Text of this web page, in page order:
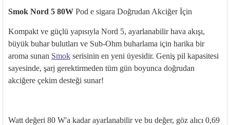
Smok Nord 5 80W Pod e sigara Doğrudan Akciğer İçin
Kompakt ve güçlü yapısıyla Nord 5, ayarlanabilir hava akışı,
büyük buhar bulutları ve Sub-Ohm buharlama için harika bir
aroma sunan Smok serisinin en yeni üyesidir. Geniş pil kapasitesi
sayesinde, şarj gerektirmeden tüm gün boyunca doğrudan
akciğere çekim desteği sunar!
Watt değeri 80 W'a kadar ayarlanabilir ve bu değer, göz alıcı 0,69